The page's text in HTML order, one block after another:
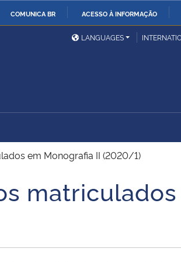
COMUNICA BR ACESSO À INFORMAÇÃO
Ministério das Relações
Exteriores
União Banco Central do Brasil
LANGUAGES
em Monografia II (2020/1)